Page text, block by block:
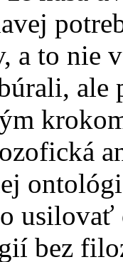
a to nie
ale
usilovať
bez